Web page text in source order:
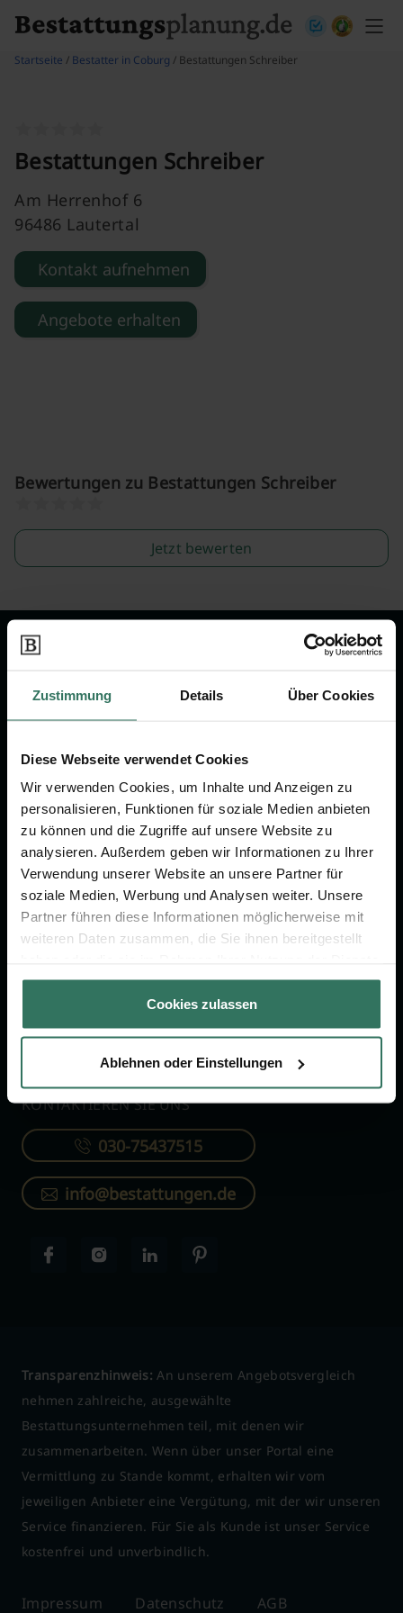
Zustimmung Details Über Cookies
Diese Webseite verwendet Cookies
Wir verwenden Cookies, um Inhalte und Anzeigen zu
personalisieren, Funktionen für soziale Medien anbieten
zu können und die Zugriffe auf unsere Website zu
analysieren. Außerdem geben wir Informationen zu Ihrer
Verwendung unserer Website an unsere Partner für
soziale Medien, Werbung und Analysen weiter. Unsere
Partner führen diese Informationen möglicherweise mit
weiteren Daten zusammen, die Sie ihnen bereitgestellt
gesammelt haben.
Cookies zulassen
Ablehnen oder Einstellungen
Startseite / Bestatter in Coburg / Bestattungen Schreiber
Bestattungen Schreiber
Am Herrenhof 6
96486 Lautertal
Kontakt aufnehmen
Angebote erhalten
Bewertungen zu Bestattungen Schreiber
Jetzt bewerten
Wir sind Ihr Ansprechpartner rund
um das Thema Bestattung &
Vorsorge.
Jetzt beraten lassen
FÜR SIE
Vergleich
Ratgeber
Verzeichnis
FÜR BESTATTER
Online-Portal
Kostenlos registrieren
KONTAKTIEREN SIE UNS
030-75437515
info@bestattungen.de
Transparenzhinweis: An unserem Angebotsvergleich
nehmen zahlreiche, ausgewählte
Bestattungsunternehmen teil, mit denen wir
zusammenarbeiten. Wenn über unser Portal eine
Vermittlung zu Stande kommt, erhalten wir vom
jeweiligen Anbieter eine Vergütung, mit der wir unseren
Service finanzieren. Für Sie als Kunde ist unser Service
kostenfrei und unverbindlich.
Impressum Datenschutz AGB